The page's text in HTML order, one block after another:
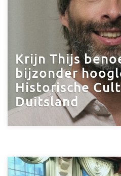
Krijn Thijs
bijzonder
Historische
Duitsland